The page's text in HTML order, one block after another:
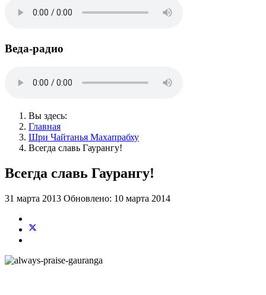
Веда-радио
Вы здесь:
Главная
Шри Чайтанья Махапрабху
Всегда славь Гаурангу!
Всегда славь Гаурангу!
31 марта 2013 Обновлено: 10 марта 2014